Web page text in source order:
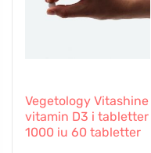
Vegetology Vitashine
vitamin D3 i tabletter
1000 iu 60 tabletter